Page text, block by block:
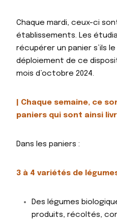
Chaque mardi, ceux-ci
établissements. Les
récupérer un panier s’ils
déploiement de ce
mois d’octobre 2024.
| Chaque semaine, ce
paniers qui sont ainsi
Dans les paniers :
3 à 4 variétés de
Des légumes
produits, récoltés,